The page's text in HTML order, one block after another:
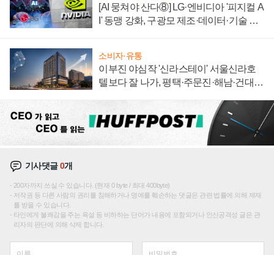
[AI 뭉쳐야 산다⑧] LG·엔비디아 '피지컬 A
I' 동맹 강화, 구광모 제조·데이터·기술 결
소비자·유통
이부진 야심작 '신라스테이' 서울신라호
텔보다 잘 나가, 평택·주문진·해남·건대로
기사댓글0개
200자까지 쓰실 수 있습니다. (현재 0 byte / 최대 400byte)
저작권 등 다른 사람의 권리를 침해하거나 명예를 훼손하는 댓글은 관련 법률에 의해 제재
를 받을 수 있습니다.
타인에게 불쾌감을 주는 욕설 등 비하하는 단어가 내용에 포함되거나 인신공격성 글은 관
리자의 판단에 의해 삭제 합니다.